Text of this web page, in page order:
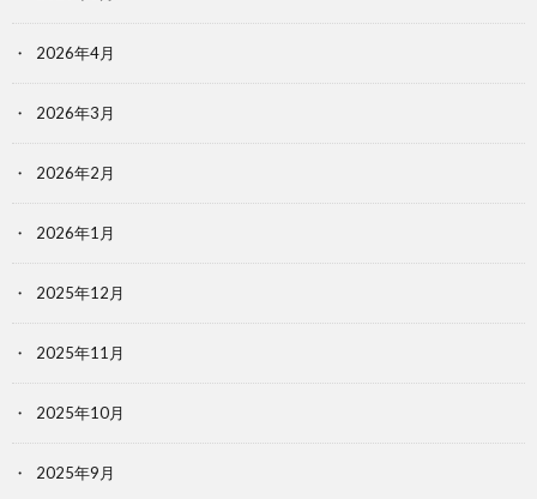
2026年4月
2026年3月
2026年2月
2026年1月
2025年12月
2025年11月
2025年10月
2025年9月